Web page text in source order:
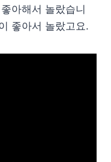
아해서 놀랐습니
좋아서 놀랐고요.